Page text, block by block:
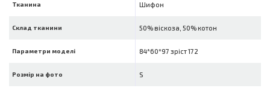
Тканина Шифон
Склад тканини 50% віскоза, 50% котон
Параметри моделі 84*60*97 зріст 172
Розмір на фото S